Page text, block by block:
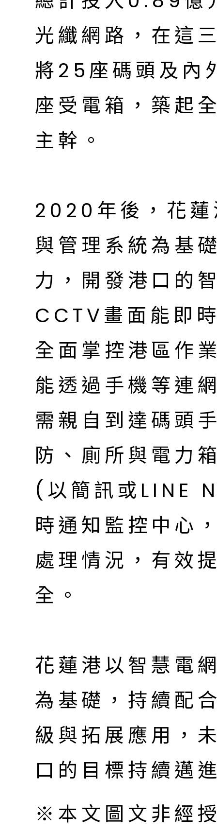
光纖網路，在這
將25座碼頭及內
座受電箱，築起
主幹。
2020年後，花
與管理系統為基
力，開發港口的
CCTV畫面能即
全面掌控港區作
能透過手機等連
需親自到達碼頭
防、廁所與電力
(以簡訊或LINE
時通知監控中心
處理情況，有效
全。
花蓮港以智慧電
為基礎，持續配
級與拓展應用，
口的目標持續邁
※本文圖文非經